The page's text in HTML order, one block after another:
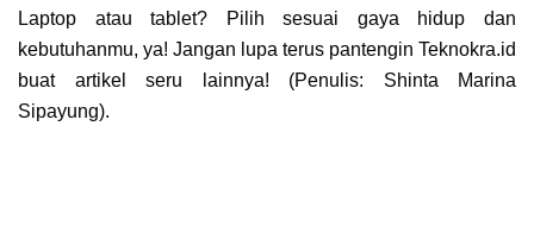
Laptop atau tablet? Pilih sesuai gaya hidup dan
kebutuhanmu, ya! Jangan lupa terus pantengin Teknokra.id
buat artikel seru lainnya! (Penulis: Shinta Marina
Sipayung).